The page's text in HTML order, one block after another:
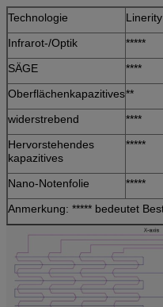
Technologie
Linerity
Infrarot-/Optik
*****
SÄGE
****
Oberflächenkapazitives**
widerstrebend
****
Hervorstehendes
kapazitives
*****
Nano-Notenfolie *****
Anmerkung: ***** bedeutet